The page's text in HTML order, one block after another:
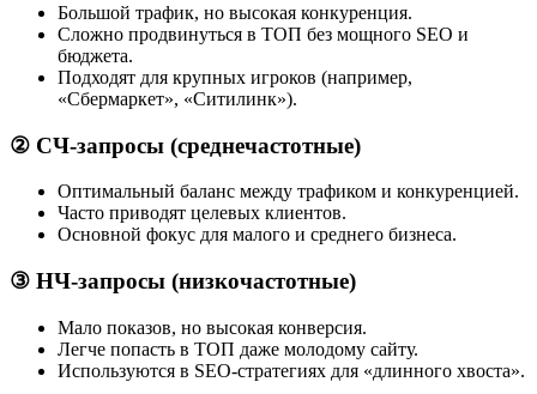
Большой трафик, но высокая конкуренция.
Сложно продвинуться в ТОП без мощного SEO и
бюджета.
Подходят для крупных игроков (например,
«Сбермаркет», «Ситилинк»).
② СЧ-запросы (среднечастотные)
Оптимальный баланс между трафиком и конкуренцией.
Часто приводят целевых клиентов.
Основной фокус для малого и среднего бизнеса.
③ НЧ-запросы (низкочастотные)
Мало показов, но высокая конверсия.
Легче попасть в ТОП даже молодому сайту.
Используются в SEO-стратегиях для «длинного хвоста».